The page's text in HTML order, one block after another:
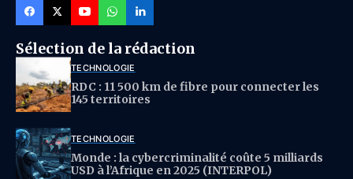
Sélection de la rédaction
TECHNOLOGIE
RDC : 11 500 km de fibre pour connecter les
145 territoires
TECHNOLOGIE
Monde : la cybercriminalité coûte 5 milliards
USD à l’Afrique en 2025 (INTERPOL)